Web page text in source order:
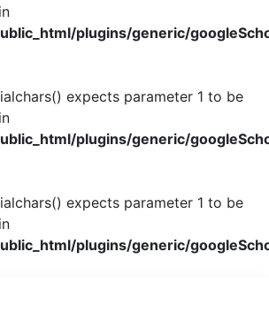
plugins/generic/
expects parameter 1 to be
plugins/generic/
expects parameter 1 to be
plugins/generic/